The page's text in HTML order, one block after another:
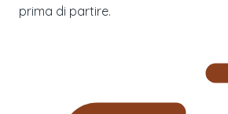
prima di partire.